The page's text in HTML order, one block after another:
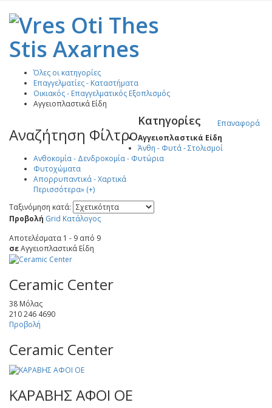
Όλες οι κατηγορίες
Επαγγελματίες - Καταστήματα
Οικιακός - Επαγγελματικός Εξοπλισμός
Αγγειοπλαστικά Είδη
Αναζήτηση Φίλτρο
Επαναφορά
Κατηγορίες
Αγγειοπλαστικά Είδη
Άνθη - Φυτά - Στολισμοί
Ανθοκομία - Δενδροκομία - Φυτώρια
Φυτοχώματα
Απορρυπαντικά - Χαρτικά
Περισσότερα» (+)
Ταξινόμηση κατά:
Προβολή Grid Κατάλογος
Αποτελέσματα 1 - 9 από 9
σεΑγγειοπλαστικά Είδη
Ceramic Center
38 Μόλας
210 246 4690
Προβολή
Ceramic Center
ΚΑΡΑΒΗΣ ΑΦΟΙ ΟΕ